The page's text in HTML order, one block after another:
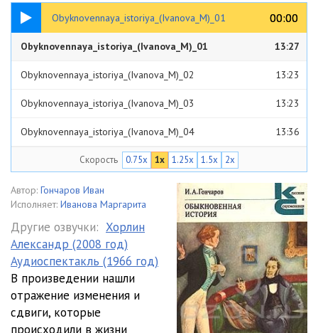
Obyknovennaya_istoriya_(Ivanova_M)_01 00:00
00:00
13:27
Obyknovennaya_istoriya_(Ivanova_M)_01 13:27
Obyknovennaya_istoriya_(Ivanova_M)_02 13:23
Obyknovennaya_istoriya_(Ivanova_M)_03 13:23
Obyknovennaya_istoriya_(Ivanova_M)_04 13:36
Obyknovennaya_istoriya_(Ivanova_M)_05
Obyknovennaya_istoriya_(Ivanova_M)_06 13:53
Obyknovennaya_istoriya_(Ivanova_M)_07 13:33
Obyknovennaya_istoriya_(Ivanova_M)_08 13:29
Obyknovennaya_istoriya_(Ivanova_M)_09 13:28
Obyknovennaya_istoriya_(Ivanova_M)_10 13:29
Скорость 0.75x 1x 1.25x 1.5x 2x
Автор: Гончаров Иван
Исполняет: Иванова Маргарита
Другие озвучки: Хорлин
Александр (2008 год)
Аудиоспектакль (1966 год)
В произведении нашли
отражение изменения и
сдвиги, которые
происходили в жизни